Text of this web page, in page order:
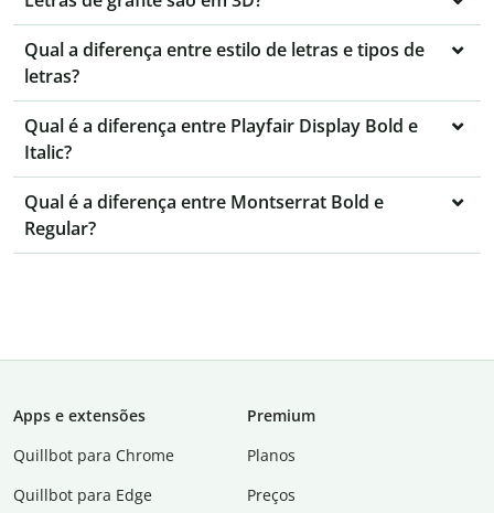
Qual a diferença entre estilo de letras e tipos de
letras?
Qual é a diferença entre Playfair Display Bold e
Italic?
Qual é a diferença entre Montserrat Bold e
Regular?
Apps e extensões
Quillbot para Chrome
Quillbot para Edge
Premium
Planos
Preços